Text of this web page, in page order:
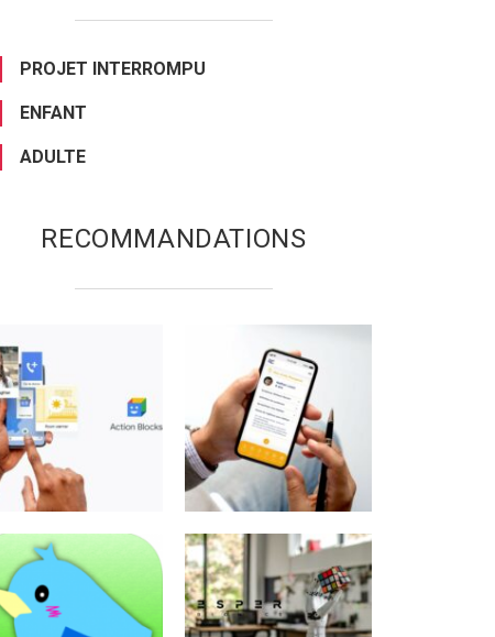
PROJET INTERROMPU
ENFANT
ADULTE
RECOMMANDATIONS